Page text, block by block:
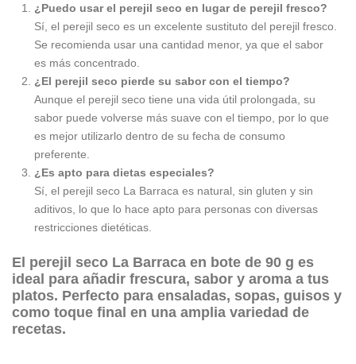
¿Puedo usar el perejil seco en lugar de perejil fresco?
Sí, el perejil seco es un excelente sustituto del perejil fresco.
Se recomienda usar una cantidad menor, ya que el sabor
es más concentrado.
¿El perejil seco pierde su sabor con el tiempo?
Aunque el perejil seco tiene una vida útil prolongada, su
sabor puede volverse más suave con el tiempo, por lo que
es mejor utilizarlo dentro de su fecha de consumo
preferente.
¿Es apto para dietas especiales?
Sí, el perejil seco La Barraca es natural, sin gluten y sin
aditivos, lo que lo hace apto para personas con diversas
restricciones dietéticas.
El perejil seco La Barraca en bote de 90 g es
ideal para añadir frescura, sabor y aroma a tus
platos. Perfecto para ensaladas, sopas, guisos y
como toque final en una amplia variedad de
recetas.